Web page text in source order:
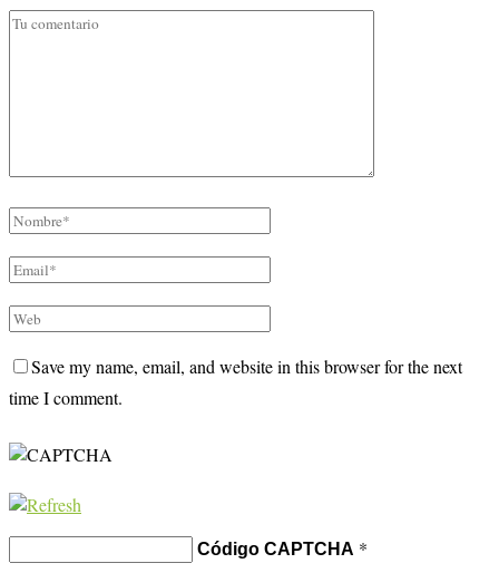
Save my name, email, and website in this browser for the next
time I comment.
Código CAPTCHA *